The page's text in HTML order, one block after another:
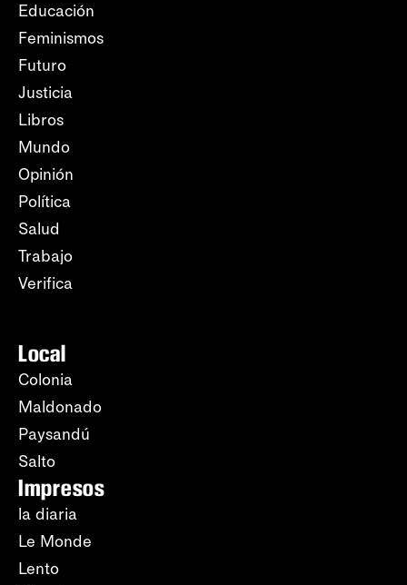
Educación
Feminismos
Futuro
Justicia
Libros
Mundo
Opinión
Política
Salud
Trabajo
Verifica
Local
Colonia
Maldonado
Paysandú
Salto
Impresos
la diaria
Le Monde
Lento